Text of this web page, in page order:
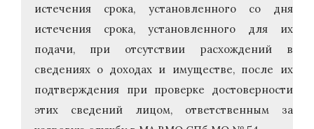
истечения срока, установленного со дня
истечения срока, установленного для их
подачи, при отсутствии расхождений в
сведениях о доходах и имуществе, после их
подтверждения при проверке достоверности
этих сведений лицом, ответственным за